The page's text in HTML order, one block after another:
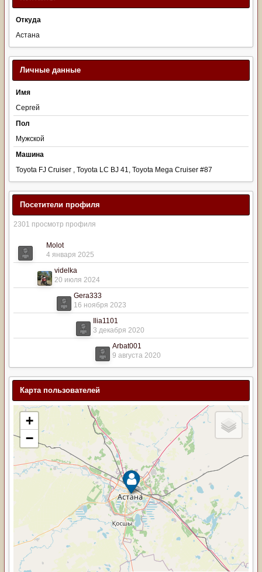
Откуда
Астана
Личные данные
Имя
Сергей
Пол
Мужской
Машина
Toyota FJ Cruiser , Toyota LC BJ 41, Toyota Mega Cruiser #87
Посетители профиля
2301 просмотр профиля
Molot
4 января 2025
videlka
20 июля 2024
Gera333
16 ноября 2023
Ilia1101
3 декабря 2020
Arbat001
9 августа 2020
Карта пользователей